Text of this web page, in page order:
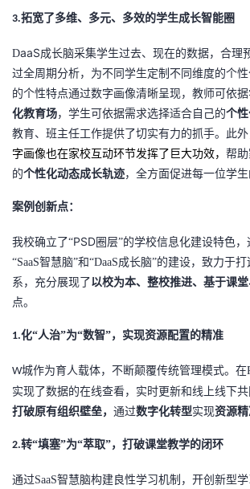
3.拓宽了多维、多元、多效的学生成长智能圈
DaaS成长脑采集学生过去、现在的数据，合理
过全周期分析，为不同学生定制不同维度的个性
的个性特点通过数字画像清晰呈现， 教师可依
化教育场，学生可依据需求选择适合自己的个
教育、班主任工作提供了切实有力的抓手。此外
字画像也在家校互动环节发挥了巨大功效， 帮
的个性化动态成长轨迹，全方面促进每一位学生
案例创新点：
我校确立了“PSD圈层”的学校信息化建设特色，
“SaaS智慧脑”和“DaaS成长脑”的建设，致力于打
系，充分展现了以校为本、整校推进、基于课
点。
1.化“人治”为“数智”，实现资源配置的精准
W城作为育人载体，不断颠覆传统管理模式。在
实现了数据的在线查看，实时更新和线上线下
打破原有组织壁垒， 通过数字化转型实现资源
2.转“填塞”为“萃取”，打破课堂教学的闭环
通过SaaS智慧脑构建良性学习机制，开创新型